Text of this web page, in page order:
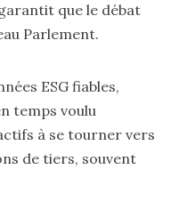
que le débat
Parlement.
ESG fiables,
temps voulu
à se tourner vers
de tiers, souvent